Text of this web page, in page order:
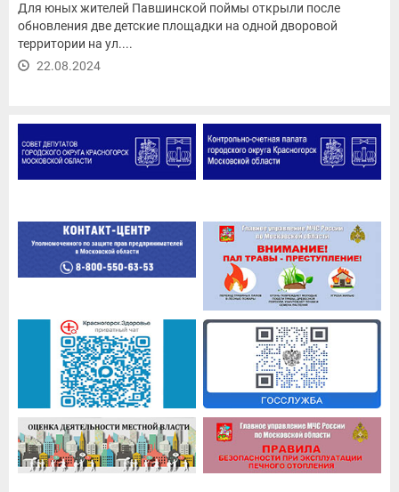
Для юных жителей Павшинской поймы открыли после
обновления две детские площадки на одной дворовой
территории на ул....
22.08.2024